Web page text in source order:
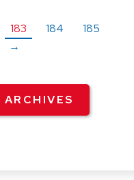
183 184
185
→